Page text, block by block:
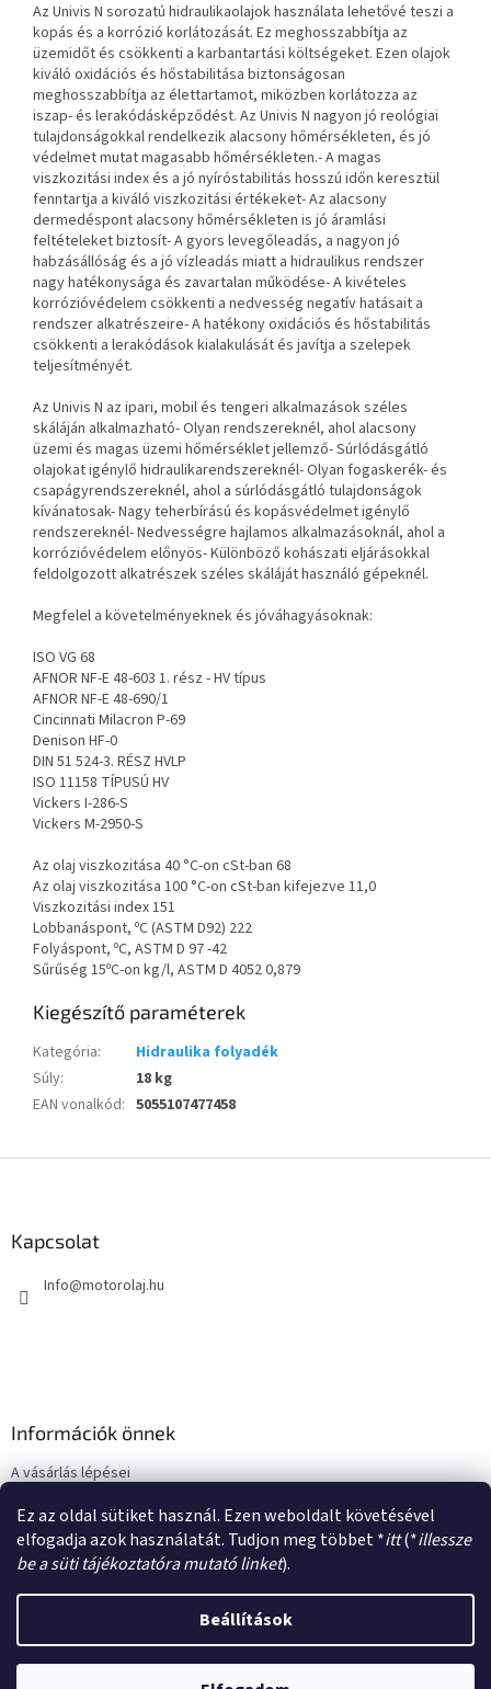
Ez az oldal sütiket használ. Ezen weboldalt követésével
elfogadja azok használatát. Tudjon meg többet *itt(*illessze
be a süti tájékoztatóra mutató linket).
Beállítások
Az Univis N sorozatú hidraulikaolajok használata lehetővé teszi a
kopás és a korrózió korlátozását. Ez meghosszabbítja az
üzemidőt és csökkenti a karbantartási költségeket. Ezen olajok
kiváló oxidációs és hőstabilitása biztonságosan
meghosszabbítja az élettartamot, miközben korlátozza az
iszap- és lerakódásképződést. Az Univis N nagyon jó reológiai
tulajdonságokkal rendelkezik alacsony hőmérsékleten, és jó
védelmet mutat magasabb hőmérsékleten.- A magas
viszkozitási index és a jó nyíróstabilitás hosszú időn keresztül
fenntartja a kiváló viszkozitási értékeket- Az alacsony
dermedéspont alacsony hőmérsékleten is jó áramlási
feltételeket biztosít- A gyors levegőleadás, a nagyon jó
habzásállóság és a jó vízleadás miatt a hidraulikus rendszer
nagy hatékonysága és zavartalan működése- A kivételes
korrózióvédelem csökkenti a nedvesség negatív hatásait a
rendszer alkatrészeire- A hatékony oxidációs és hőstabilitás
csökkenti a lerakódások kialakulását és javítja a szelepek
teljesítményét.
Az Univis N az ipari, mobil és tengeri alkalmazások széles
skáláján alkalmazható- Olyan rendszereknél, ahol alacsony
üzemi és magas üzemi hőmérséklet jellemző- Súrlódásgátló
olajokat igénylő hidraulikarendszereknél- Olyan fogaskerék- és
csapágyrendszereknél, ahol a súrlódásgátló tulajdonságok
kívánatosak- Nagy teherbírású és kopásvédelmet igénylő
rendszereknél- Nedvességre hajlamos alkalmazásoknál, ahol a
korrózióvédelem előnyös- Különböző kohászati eljárásokkal
feldolgozott alkatrészek széles skáláját használó gépeknél.
Megfelel a követelményeknek és jóváhagyásoknak:
ISO VG 68
AFNOR NF-E 48-603 1. rész - HV típus
AFNOR NF-E 48-690/1
Cincinnati Milacron P-69
Denison HF-0
DIN 51 524-3. RÉSZ HVLP
ISO 11158 TÍPUSÚ HV
Vickers I-286-S
Vickers M-2950-S
Az olaj viszkozitása 40 °C-on cSt-ban 68
Az olaj viszkozitása 100 °C-on cSt-ban kifejezve 11,0
Viszkozitási index 151
Lobbanáspont, ºC (ASTM D92) 222
Folyáspont, ºC, ASTM D 97 -42
Sűrűség 15ºC-on kg/l, ASTM D 4052 0,879
Kiegészítő paraméterek
Kategória:
Hidraulika folyadék
Súly:
18 kg
EAN vonalkód: 5055107477458
Kapcsolat
Info@motorolaj.hu
Információk önnek
A vásárlás lépései
Adatkezelési tájékoztató
Shoptet készítette